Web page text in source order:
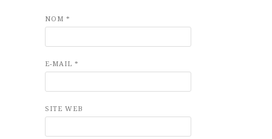
NOM *
E-MAIL *
SITE WEB